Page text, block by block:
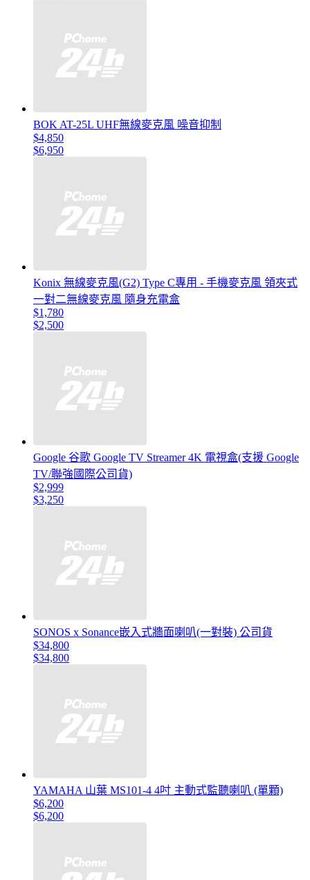
BOK AT-25L UHF無線麥克風 噪音抑制
$4,850
$6,950
Konix 無線麥克風(G2) Type C專用 - 手機麥克風 領夾式
一對二無線麥克風 隨身充電盒
$1,780
$2,500
Google 谷歌 Google TV Streamer 4K 電視盒(支援 Google
TV/聯強國際公司貨)
$2,999
$3,250
SONOS x Sonance嵌入式牆面喇叭(一對裝) 公司貨
$34,800
$34,800
YAMAHA 山葉 MS101-4 4吋 主動式監聽喇叭 (單顆)
$6,200
$6,200